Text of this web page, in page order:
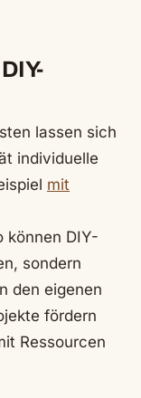
lassen sich
individuelle
mit
können DIY-
sondern
den eigenen
fördern
Ressourcen